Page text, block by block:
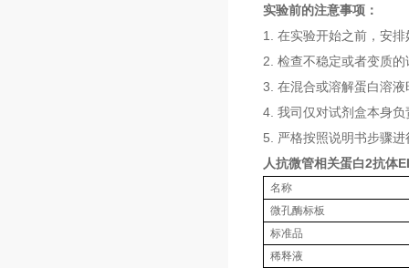
实验前的注意事项：
1. 在实验开始之前，安
2. 检查不稳定或者变质
3. 在混合或溶解蛋白溶
4. 我司仅对试剂盒本身
5. 严格按照说明书步骤
人抗微管相关蛋白2抗体
名称
微孔酶标板
标准品
稀释液